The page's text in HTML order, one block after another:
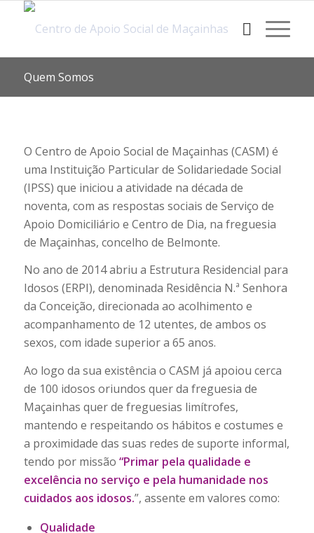
Quem Somos
O Centro de Apoio Social de Maçainhas (CASM) é
uma Instituição Particular de Solidariedade Social
(IPSS) que iniciou a atividade na década de
noventa, com as respostas sociais de Serviço de
Apoio Domiciliário e Centro de Dia, na freguesia
de Maçainhas, concelho de Belmonte.
No ano de 2014 abriu a Estrutura Residencial para
Idosos (ERPI), denominada Residência N.ª Senhora
da Conceição, direcionada ao acolhimento e
acompanhamento de 12 utentes, de ambos os
sexos, com idade superior a 65 anos.
Ao logo da sua existência o CASM já apoiou cerca
de 100 idosos oriundos quer da freguesia de
Maçainhas quer de freguesias limítrofes,
mantendo e respeitando os hábitos e costumes e
a proximidade das suas redes de suporte informal,
tendo por missão “Primar pela qualidade e
excelência no serviço e pela humanidade nos
cuidados aos idosos.”, assente em valores como:
Qualidade